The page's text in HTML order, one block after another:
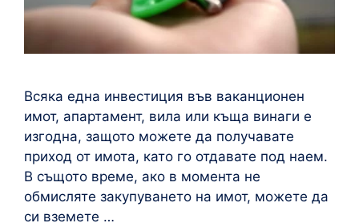
Всяка една инвестиция във ваканционен
имот, апартамент, вила или къща винаги е
изгодна, защото можете да получавате
приход от имота, като го отдавате под наем.
В същото време, ако в момента не
обмисляте закупуването на имот, можете да
си вземете …